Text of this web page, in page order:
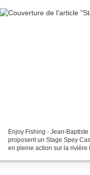
Enjoy Fishing - Jean-
proposent un Stage Spey
en pleine action sur la rivière